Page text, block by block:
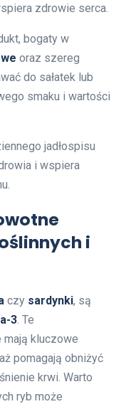
zdrowie serca.
bogaty w
oraz szereg
do sałatek lub
smaku i wartości
jadłospisu
i wspiera
i
czy sardynki, są
3 . Te
kluczowe
pomagają obniżyć
krwi. Warto
ryb może